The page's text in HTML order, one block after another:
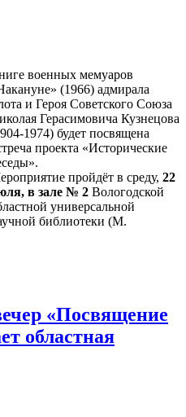
военных мемуаров
(1966) адмирала
и Героя Советского Союза
Герасимовича Кузнецова
1974) будет посвящена
проекта «Исторические
пройдёт в среду, 22
в зале № 2 Вологодской
универсальной
библиотеки (М.
«Посвящение
областная